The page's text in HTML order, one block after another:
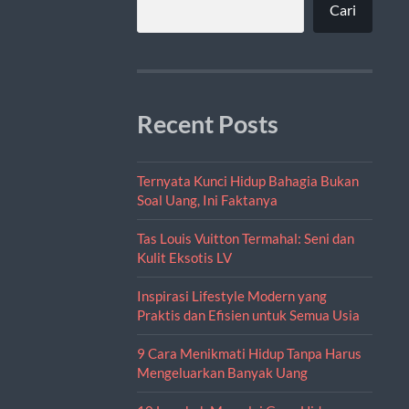
Cari
Recent Posts
Ternyata Kunci Hidup Bahagia Bukan
Soal Uang, Ini Faktanya
Tas Louis Vuitton Termahal: Seni dan
Kulit Eksotis LV
Inspirasi Lifestyle Modern yang
Praktis dan Efisien untuk Semua Usia
9 Cara Menikmati Hidup Tanpa Harus
Mengeluarkan Banyak Uang